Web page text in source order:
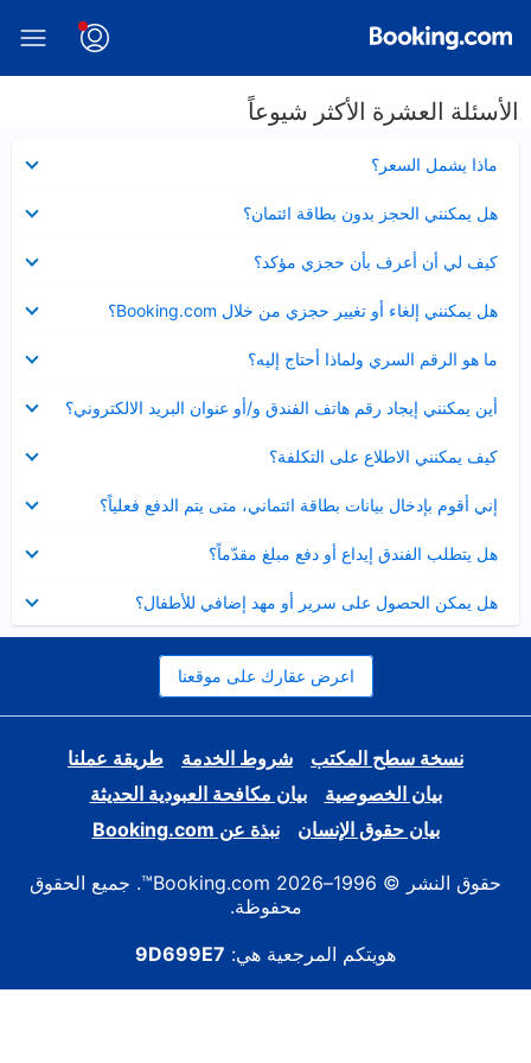
الأسئلة العشرة الأكثر شيوعاً
ماذا يشمل السعر؟
مصغر
هل يمكنني الحجز بدون بطاقة ائتمان؟
مصغر
كيف لي أن أعرف بأن حجزي مؤكد؟
مصغر
هل يمكنني إلغاء أو تغيير حجزي من خلال Booking.com؟
مصغر
ما هو الرقم السري ولماذا أحتاج إليه؟
مصغر
أين يمكنني إيجاد رقم هاتف الفندق و/أو عنوان البريد الالكتروني؟
عرض
مصغر
كيف يمكنني الاطلاع على التكلفة؟
مصغر
إني أقوم بإدخال بيانات بطاقة ائتماني، متى يتم الدفع فعلياً؟
مصغر
هل يتطلب الفندق إيداع أو دفع مبلغ مقدّماً؟
مصغر
هل يمكن الحصول على سرير أو مهد إضافي للأطفال؟
مصغر
اعرض عقارك على موقعنا
نسخة سطح المكتب شروط الخدمة
طريقة عملنا
بيان الخصوصية
بيان مكافحة العبودية الحديثة
بيان حقوق الإنسان
نبذة عن Booking.com
حقوق النشر © 1996–2026 Booking.com™. جميع الحقوق
محفوظة.
هويتكم المرجعية هي: 9D699E7